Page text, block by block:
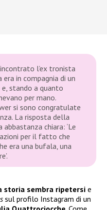
l’ex tronista
era in compagnia di un
stando a quanto
per mano.
si sono congratulate
La risposta della
chiara: ‘Le
per il fatto che
era una bufala, una
storia sembra ripetersi e
sul profilo Instagram di un